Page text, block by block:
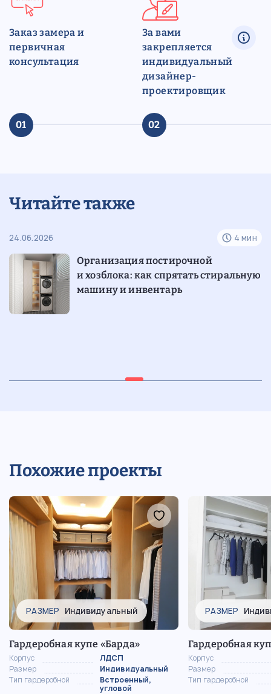
Заказ замера и
первичная
консультация
01
За вами
закрепляется
индивидуальный
дизайнер-
проектировщик
02
Читайте также
24.06.2026 4 мин
Организация постирочной
и хозблока: как спрятать стиральную
машину и инвентарь
Похожие проекты
РАЗМЕР Индивидуальный
Гардеробная купе «Барда»
Корпус
ЛДСП
Размер
Индивидуальный
Тип гардеробной
Встроенный,
угловой
РАЗМЕР
Гардеробная
Корпус
Размер
Тип гардеробной